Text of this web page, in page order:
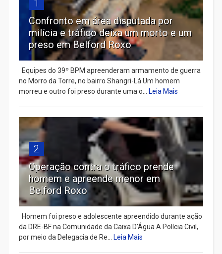
1
Confronto em área disputada por
milícia e tráfico deixa um morto e um
preso em Belford Roxo
Equipes do 39º BPM apreenderam armamento de guerra
no Morro da Torre, no bairro Shangri-Lá Um homem
morreu e outro foi preso durante uma o...
Leia Mais
2
Operação contra o tráfico prende
homem e apreende menor em
Belford Roxo
Homem foi preso e adolescente apreendido durante ação
da DRE-BF na Comunidade da Caixa D’Água A Polícia Civil,
por meio da Delegacia de Re...
Leia Mais